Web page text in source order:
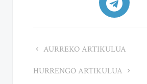
AURREKO ARTIKULUA
HURRENGO ARTIKULUA